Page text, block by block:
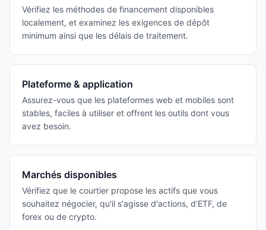
Vérifiez les méthodes de financement disponibles
localement, et examinez les exigences de dépôt
minimum ainsi que les délais de traitement.
Plateforme & application
Assurez-vous que les plateformes web et mobiles sont
stables, faciles à utiliser et offrent les outils dont vous
avez besoin.
Marchés disponibles
Vérifiez que le courtier propose les actifs que vous
souhaitez négocier, qu'il s'agisse d'actions, d'ETF, de
forex ou de crypto.